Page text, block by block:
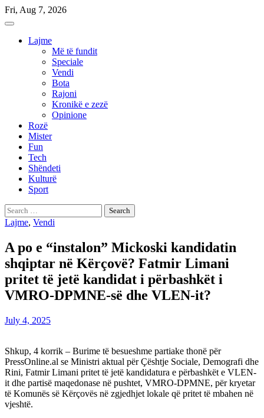
Skip
to
Fri, Aug 7, 2026
Lajme
Më të fundit
Speciale
Vendi
Bota
Rajoni
Kronikë e zezë
Opinione
Rozë
Mister
Fun
Tech
Shëndeti
Kulturë
Sport
Search
for:
Lajme, Vendi
A po e “instalon” Mickoski kandidatin
shqiptar në Kërçovë? Fatmir Limani
pritet të jetë kandidat i përbashkët i
VMRO-DPMNE-së dhe VLEN-it?
July 4, 2025
Shkup, 4 korrik – Burime të besueshme partiake thonë për
PressOnline.al se Ministri aktual për Çështje Sociale, Demografi dhe
Rini, Fatmir Limani pritet të jetë kandidatura e përbashkët e VLEN-
it dhe partisë maqedonase në pushtet, VMRO-DPMNE, për kryetar
të Komunës së Kërçovës në zgjedhjet lokale që pritet të mbahen në
vjeshtë.